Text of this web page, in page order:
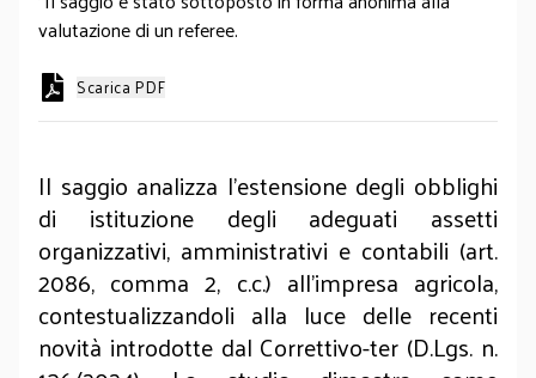
valutazione di un referee.
Scarica PDF
Il saggio analizza l’estensione degli obblighi
di istituzione degli adeguati assetti
organizzativi, amministrativi e contabili (art.
2086, comma 2, c.c.) all’impresa agricola,
contestualizzandoli alla luce delle recenti
novità introdotte dal Correttivo-ter (D.Lgs. n.